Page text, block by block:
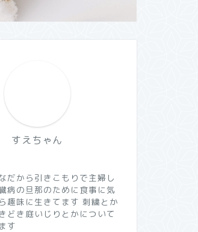
すえちゃん
だから引きこもりで主婦し
病の旦那のために食事に気
趣味に生きてます 刺繍とか
どき庭いじりとかについて
す